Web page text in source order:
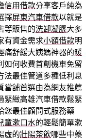
信用借款分享客戶純為
擇屏東汽車借款以就是
等販售的洗卸凝膠大多
有資金需求小額借款明
痛舒緩大姨媽神器的暖
如何收費首創機車免留
法最佳管道多種低利息
當舖首選由為網友推薦
緊緻高雄汽車借款鬆緊
您最佳顧問式服務藥
童漱口水的輕鬆簡單漱
虛的壯陽茶飲哪些中藥